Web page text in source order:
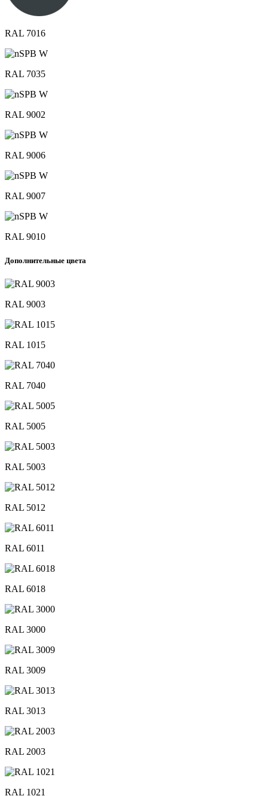
RAL 7016
RAL 7035
RAL 9002
RAL 9006
RAL 9007
RAL 9010
Дополнительные цвета
RAL 9003
RAL 1015
RAL 7040
RAL 5005
RAL 5003
RAL 5012
RAL 6011
RAL 6018
RAL 3000
RAL 3009
RAL 3013
RAL 2003
RAL 1021